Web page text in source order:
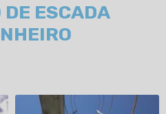
ESCADA